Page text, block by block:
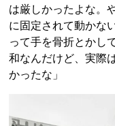
は厳しかったよな。
に固定されて動かな
って手を骨折とかし
和なんだけど、実際
かったな」